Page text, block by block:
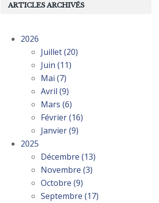
ARTICLES ARCHIVÉS
2026
Juillet(20)
Juin (11)
Mai (7)
Avril (9)
Mars (6)
Février(16)
Janvier(9)
2025
Décembre (13)
Novembre (3)
Octobre (9)
Septembre (17)